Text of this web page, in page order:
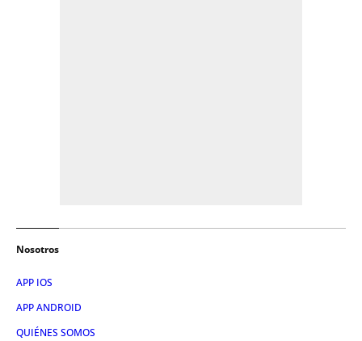
Nosotros
APP IOS
APP ANDROID
QUIÉNES SOMOS